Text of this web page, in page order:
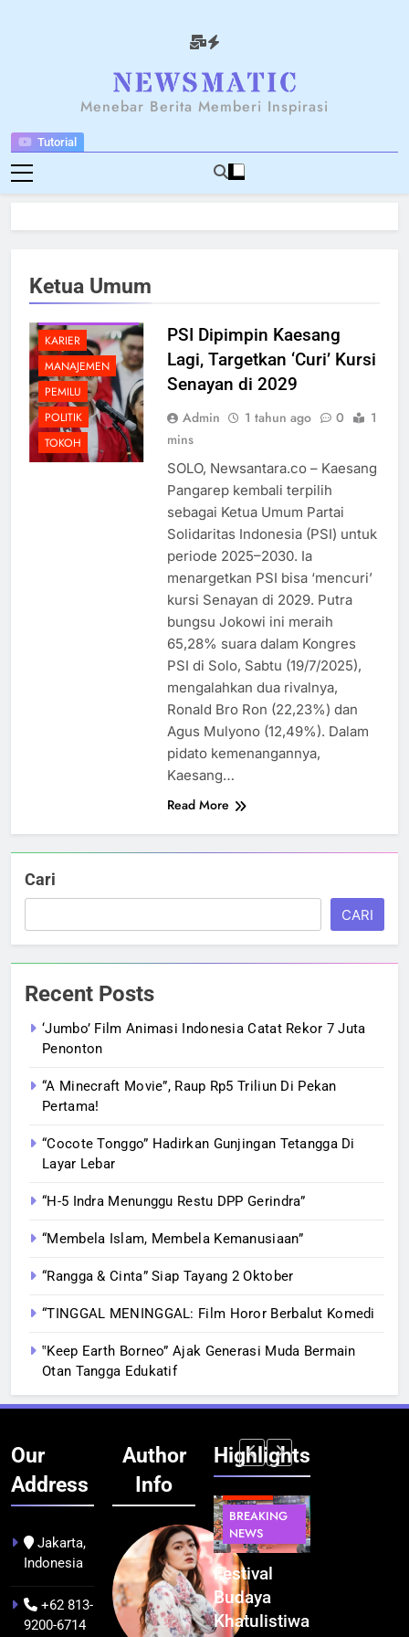
Tutorial
NEWSANTARA
Menebar Berita Memberi Inspirasi
Ketua Umum
BERITA
KARIER
MANAJEMEN
PEMILU
POLITIK
TOKOH
PSI Dipimpin Kaesang
Lagi, Targetkan ‘Curi’ Kursi
Senayan di 2029
Admin 1 tahun ago 0
1
mins
SOLO, Newsantara.co – Kaesang
Pangarep kembali terpilih
sebagai Ketua Umum Partai
Solidaritas Indonesia (PSI) untuk
periode 2025–2030. Ia
menargetkan PSI bisa ‘mencuri’
kursi Senayan di 2029. Putra
bungsu Jokowi ini meraih
65,28% suara dalam Kongres
PSI di Solo, Sabtu (19/7/2025),
mengalahkan dua rivalnya,
Ronald Bro Ron (22,23%) dan
Agus Mulyono (12,49%). Dalam
pidato kemenangannya,
Kaesang…
Read More
Cari
CARI
Recent Posts
‘Jumbo’ Film Animasi Indonesia Catat Rekor 7 Juta
Penonton
“A Minecraft Movie”, Raup Rp5 Triliun Di Pekan
Pertama!
“Cocote Tonggo” Hadirkan Gunjingan Tetangga Di
Layar Lebar
“H-5 Indra Menunggu Restu DPP Gerindra”
“Membela Islam, Membela Kemanusiaan”
“Rangga & Cinta” Siap Tayang 2 Oktober
“TINGGAL MENINGGAL: Film Horor Berbalut Komedi
‟Keep Earth Borneo” Ajak Generasi Muda Bermain
Otan Tangga Edukatif
Our
Address
Jakarta,
Indonesia
+62 813-
9200-6714
Author
Info
Highlights
BERITA
NEWS
Kualitas
Pramuwisata
Dukung
INFRASTRUKTUR
TEKNOLOGI
Indonesia
Resmi
Bangun AI
BREAKING
NEWS
Festival
Budaya
Khatulistiwa